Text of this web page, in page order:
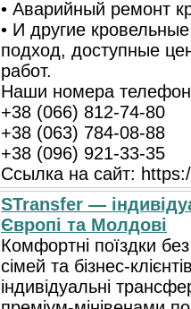
• Аварийный ремонт
• И другие
подход, доступные
работ.
Наши номера
+38 (066) 812-74-80
+38 (063) 784-08-88
+38 (096) 921-33-35
Ссылка на сайт:
STransfer —
Європі та Молдові
Комфортні поїздки
сімей та бізнес-
індивідуальні